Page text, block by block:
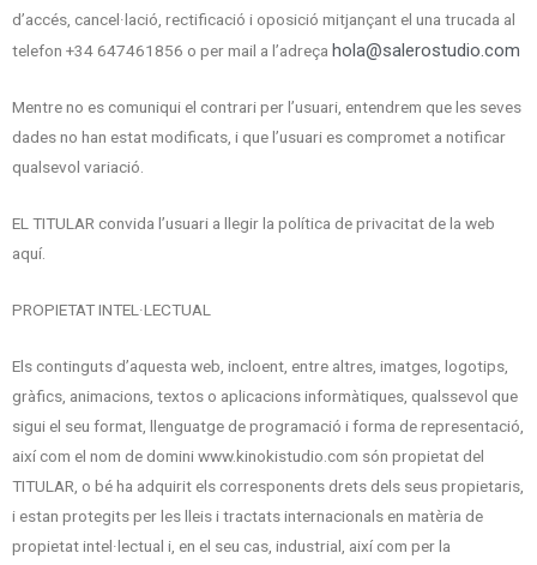
d’accés, cancel·lació, rectificació i oposició mitjançant el una trucada al
telefon +34 647461856 o per mail a l’adreça hola@salerostudio.com
Mentre no es comuniqui el contrari per l’usuari, entendrem que les seves
dades no han estat modificats, i que l’usuari es compromet a notificar
qualsevol variació.
EL TITULAR convida l’usuari a llegir la política de privacitat de la web
aquí.
PROPIETAT INTEL·LECTUAL
Els continguts d’aquesta web, incloent, entre altres, imatges, logotips,
gràfics, animacions, textos o aplicacions informàtiques, qualssevol que
sigui el seu format, llenguatge de programació i forma de representació,
així com el nom de domini www.kinokistudio.com són propietat del
TITULAR, o bé ha adquirit els corresponents drets dels seus propietaris,
i estan protegits per les lleis i tractats internacionals en matèria de
propietat intel·lectual i, en el seu cas, industrial, així com per la